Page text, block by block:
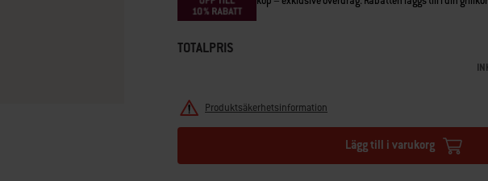
TOTALPRIS
Produktsäkerhetsinformation
Lägg till i varukorg